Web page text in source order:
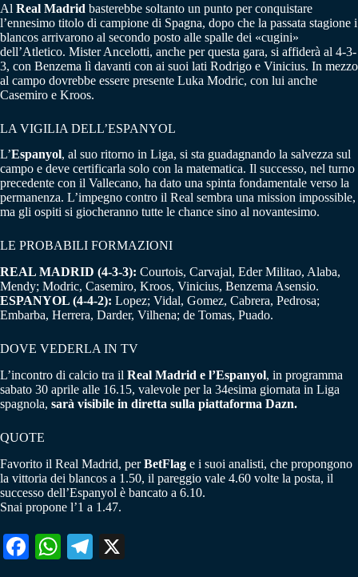
Al Real Madrid basterebbe soltanto un punto per conquistare
l’ennesimo titolo di campione di Spagna, dopo che la passata stagione i
blancos arrivarono al secondo posto alle spalle dei «cugini»
dell’Atletico. Mister Ancelotti, anche per questa gara, si affiderà al 4-3-
3, con Benzema lì davanti con ai suoi lati Rodrigo e Vinicius. In mezzo
al campo dovrebbe essere presente Luka Modric, con lui anche
Casemiro e Kroos.
LA VIGILIA DELL’ESPANYOL
L’Espanyol, al suo ritorno in Liga, si sta guadagnando la salvezza sul
campo e deve certificarla solo con la matematica. Il successo, nel turno
precedente con il Vallecano, ha dato una spinta fondamentale verso la
permanenza. L’impegno contro il Real sembra una mission impossible,
ma gli ospiti si giocheranno tutte le chance sino al novantesimo.
LE PROBABILI FORMAZIONI
REAL MADRID (4-3-3): Courtois, Carvajal, Eder Militao, Alaba,
Mendy; Modric, Casemiro, Kroos, Vinicius, Benzema Asensio.
ESPANYOL (4-4-2): Lopez; Vidal, Gomez, Cabrera, Pedrosa;
Embarba, Herrera, Darder, Vilhena; de Tomas, Puado.
DOVE VEDERLA IN TV
L’incontro di calcio tra il Real Madrid e l’Espanyol, in programma
sabato 30 aprile alle 16.15, valevole per la 34esima giornata in Liga
spagnola, sarà visibile in diretta sulla piattaforma Dazn.
QUOTE
Favorito il Real Madrid, perBetFlag e i suoi analisti, che propongono
la vittoria dei blancos a 1.50, il pareggio vale 4.60 volte la posta, il
successo dell’Espanyol è bancato a 6.10.
Snai propone l’1 a 1.47.
Fa W
Te